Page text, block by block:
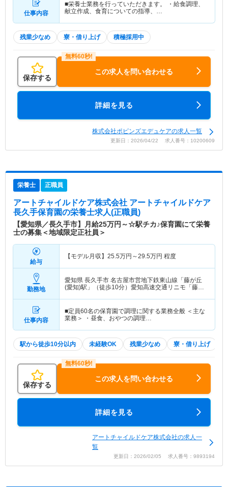
仕事内容
■栄養士業務を行っていただきます。 ・給食調理、
献立作成、食育についての指導、…
残業少なめ 寮・借り上げ 積極採用中
保存する
この求人を問い合わせる
詳細を見る
株式会社ポピンズエデュケアの求人一覧
更新日：2026/04/22 求人番号：10200609
栄養士 正職員
アートチャイルドケア株式会社 アートチャイルドケア
長久手保育園の栄養士求人(正職員)
【愛知県／長久手市】月給25万円～☆駅チカ♪保育園にて栄養
士の募集＜地域限定正社員＞
給与
【モデル月収】 25.5万円～29.5万円 程度
勤務地
愛知県 長久手市 名古屋市営地下鉄東山線「藤が丘
(愛知)駅」（徒歩10分）愛知高速交通リニモ「藤が
仕事内容
■定員60名の保育園で調理に関する業務全般 ＜主な
業務＞ ・昼食、おやつの調理…
駅から徒歩10分以内 未経験OK 残業少なめ 寮・借り上げ
保存する
この求人を問い合わせる
詳細を見る
アートチャイルドケア株式会社の求人一
覧
更新日：2026/02/05 求人番号：9893194